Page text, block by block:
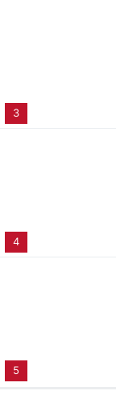
3
4
5